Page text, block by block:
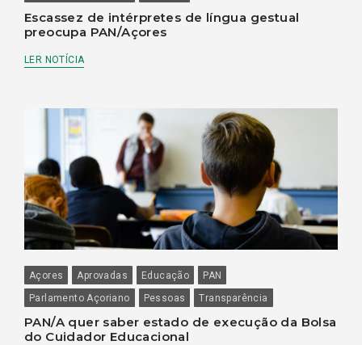
Escassez de intérpretes de língua gestual
preocupa PAN/Açores
LER NOTÍCIA
Açores Aprovadas Educação
PAN
Parlamento Açoriano
Pessoas Transparência
PAN/A quer saber estado de execução da Bolsa
do Cuidador Educacional